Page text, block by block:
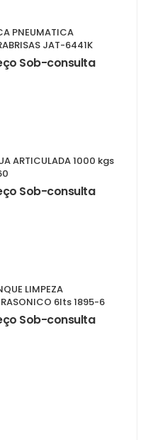
PNEUMATICA
PARABRISAS JAT-6441K
Sob-consulta
ARTICULADA 1000 kgs
Sob-consulta
LIMPEZA
ULTRASONICO 6lts 1895-6
Sob-consulta